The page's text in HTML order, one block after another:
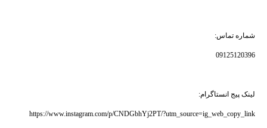
شماره تماس:
09125120396
لینک پیج انستاگرام:
https://www.instagram.com/p/CNDGbhYj2PT/?utm_source=ig_web_copy_link